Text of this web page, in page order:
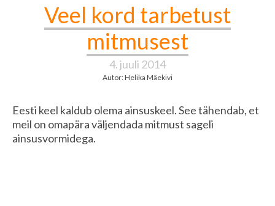
Veel kord tarbetust
mitmusest
4. juuli 2014
Autor: Helika Mäekivi
Eesti keel kaldub olema ainsuskeel. See tähendab, et
meil on omapära väljendada mitmust sageli
ainsusvormidega.